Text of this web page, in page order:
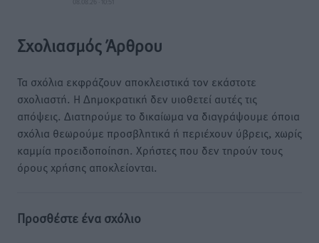
Σχολιασμός Άρθρου
Τα σχόλια εκφράζουν αποκλειστικά τον εκάστοτε
σχολιαστή. Η Δημοκρατική δεν υιοθετεί αυτές τις
απόψεις. Διατηρούμε το δικαίωμα να διαγράψουμε όποια
σχόλια θεωρούμε προσβλητικά ή περιέχουν ύβρεις, χωρίς
καμμία προειδοποίηση. Χρήστες που δεν τηρούν τους
όρους χρήσης αποκλείονται.
Προσθέστε ένα σχόλιο